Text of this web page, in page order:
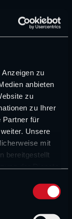
zu
anbieten
zu
zu Ihrer
Partner für
Unsere
mit
bereitgestellt